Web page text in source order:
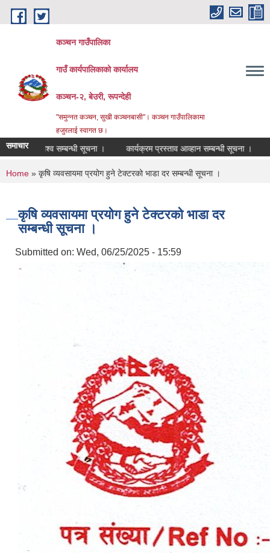
Skip to main content
कञ्चन गाउँपालिका
गाउँ कार्यपालिकाको कार्यालय
कञ्‍चन-२, बेउरी, रूपन्देही
"समुन्‍नत कञ्‍चन, सुखी कञ्‍चनबासी"। कञ्चन गाउँपालिकामा
हजुरलाई स्वागत छ।
समाचार
राजश्व सम्बन्धी सूचना । कार्यक्रम प्रस्ताव आव्हान सम्बन्धी सूचना । वडा नं २
You are here
Home » कृषि व्यवसायमा प्रयोग हुने टेक्टरको भाडा दर सम्बन्धी सूचना ।
कृषि व्यवसायमा प्रयोग हुने टेक्टरको भाडा दर
सम्बन्धी सूचना ।
Submitted on: Wed, 06/25/2025 - 15:59